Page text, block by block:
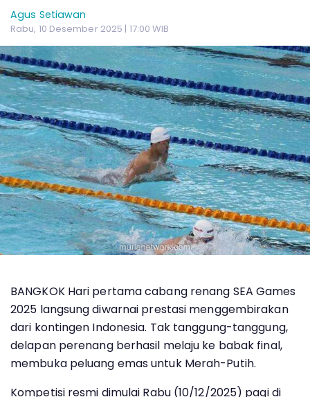
Agus Setiawan
Rabu, 10 Desember 2025 | 17:00 WIB
BANGKOK Hari pertama cabang renang SEA Games
2025 langsung diwarnai prestasi menggembirakan
dari kontingen Indonesia. Tak tanggung-tanggung,
delapan perenang berhasil melaju ke babak final,
membuka peluang emas untuk Merah-Putih.
Kompetisi resmi dimulai Rabu (10/12/2025) pagi di